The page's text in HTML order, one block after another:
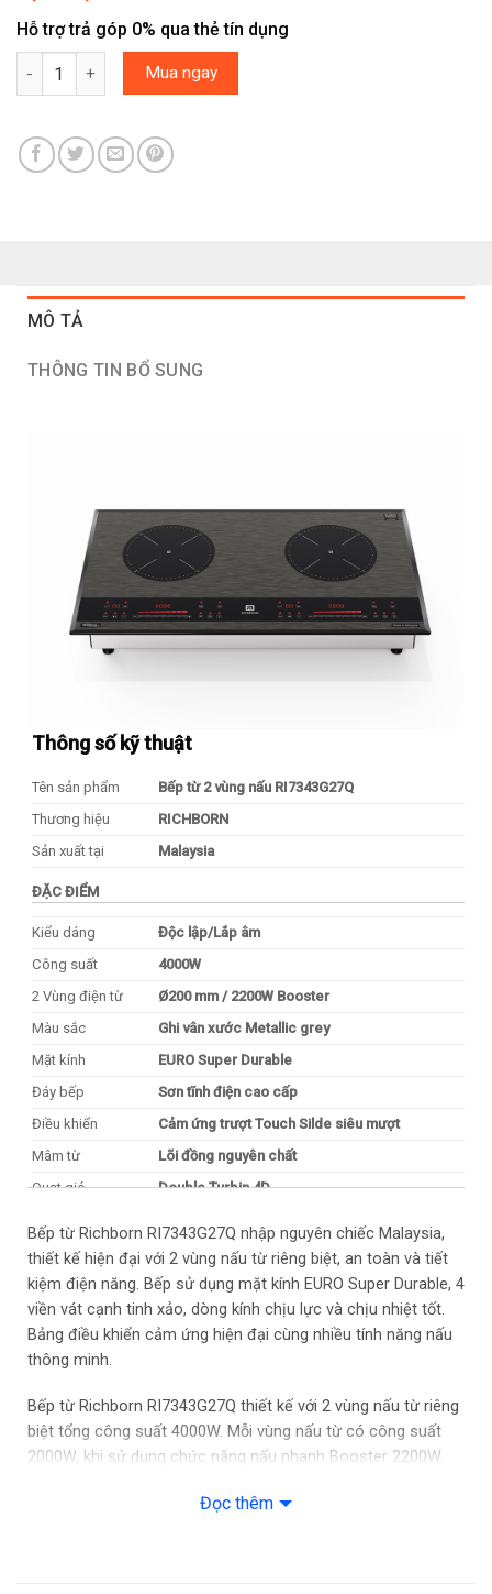
Hỗ trợ trả góp 0% qua thẻ tín dụng
Bếp từ đôi RICHBORN RI7343G27Q số lượng
Mua ngay
MÔ TẢ
THÔNG TIN BỔ SUNG
Thông số kỹ thuật
Tên sản phẩm
Bếp từ 2 vùng nấu RI7343G27Q
Thương hiệu
RICHBORN
Sản xuất tại
Malaysia
ĐẶC ĐIỂM
Kiểu dáng
Độc lập/Lắp âm
Công suất
4000W
2 Vùng điện từ
Ø200 mm / 2200W Booster
Màu sắc
Ghi vân xước Metallic grey
Mặt kính
EURO Super Durable
Đáy bếp
Sơn tĩnh điện cao cấp
Điều khiển
Cảm ứng trượt Touch Silde siêu mượt
Mâm từ
Lõi đồng nguyên chất
Quạt gió
Double Turbin 4D
MÔ TẢ CHI TIẾT
Công nghệ Smart Inverter + Power Sharing
Cấu hình
2 IGBTs – Infineon (Siemen CHLB Đức)
Mức nhiệt 9 – Booster
Booster ở mức 9 liên tục trong 5 phút
Tính năng tăng cường 7
Chiên xào
“Fry”Nhiệt độ phù hợp để chiên xào ngon mà ít dầu
“Keep warm”Duy trì nhiệt độ ổn định sau khi đã
“Defrost”Rã đông thực phẩm đông lạnh an toàn
Bếp từ Richborn RI7343G27Q nhập nguyên chiếc Malaysia,
thiết kế hiện đại với 2 vùng nấu từ riêng biệt, an toàn và tiết
kiệm điện năng. Bếp sử dụng mặt kính EURO Super Durable, 4
viền vát cạnh tinh xảo, dòng kính chịu lực và chịu nhiệt tốt.
Bảng điều khiển cảm ứng hiện đại cùng nhiều tính năng nấu
thông minh.
Bếp từ Richborn RI7343G27Q thiết kế với 2 vùng nấu từ riêng
biệt tổng công suất 4000W. Mỗi vùng nấu từ có công suất
2000W, khi sử dụng chức năng nấu nhanh Booster 2200W.
tăng công suất lên tối đa trong 1 khoảng thời gian.
Đọc thêm